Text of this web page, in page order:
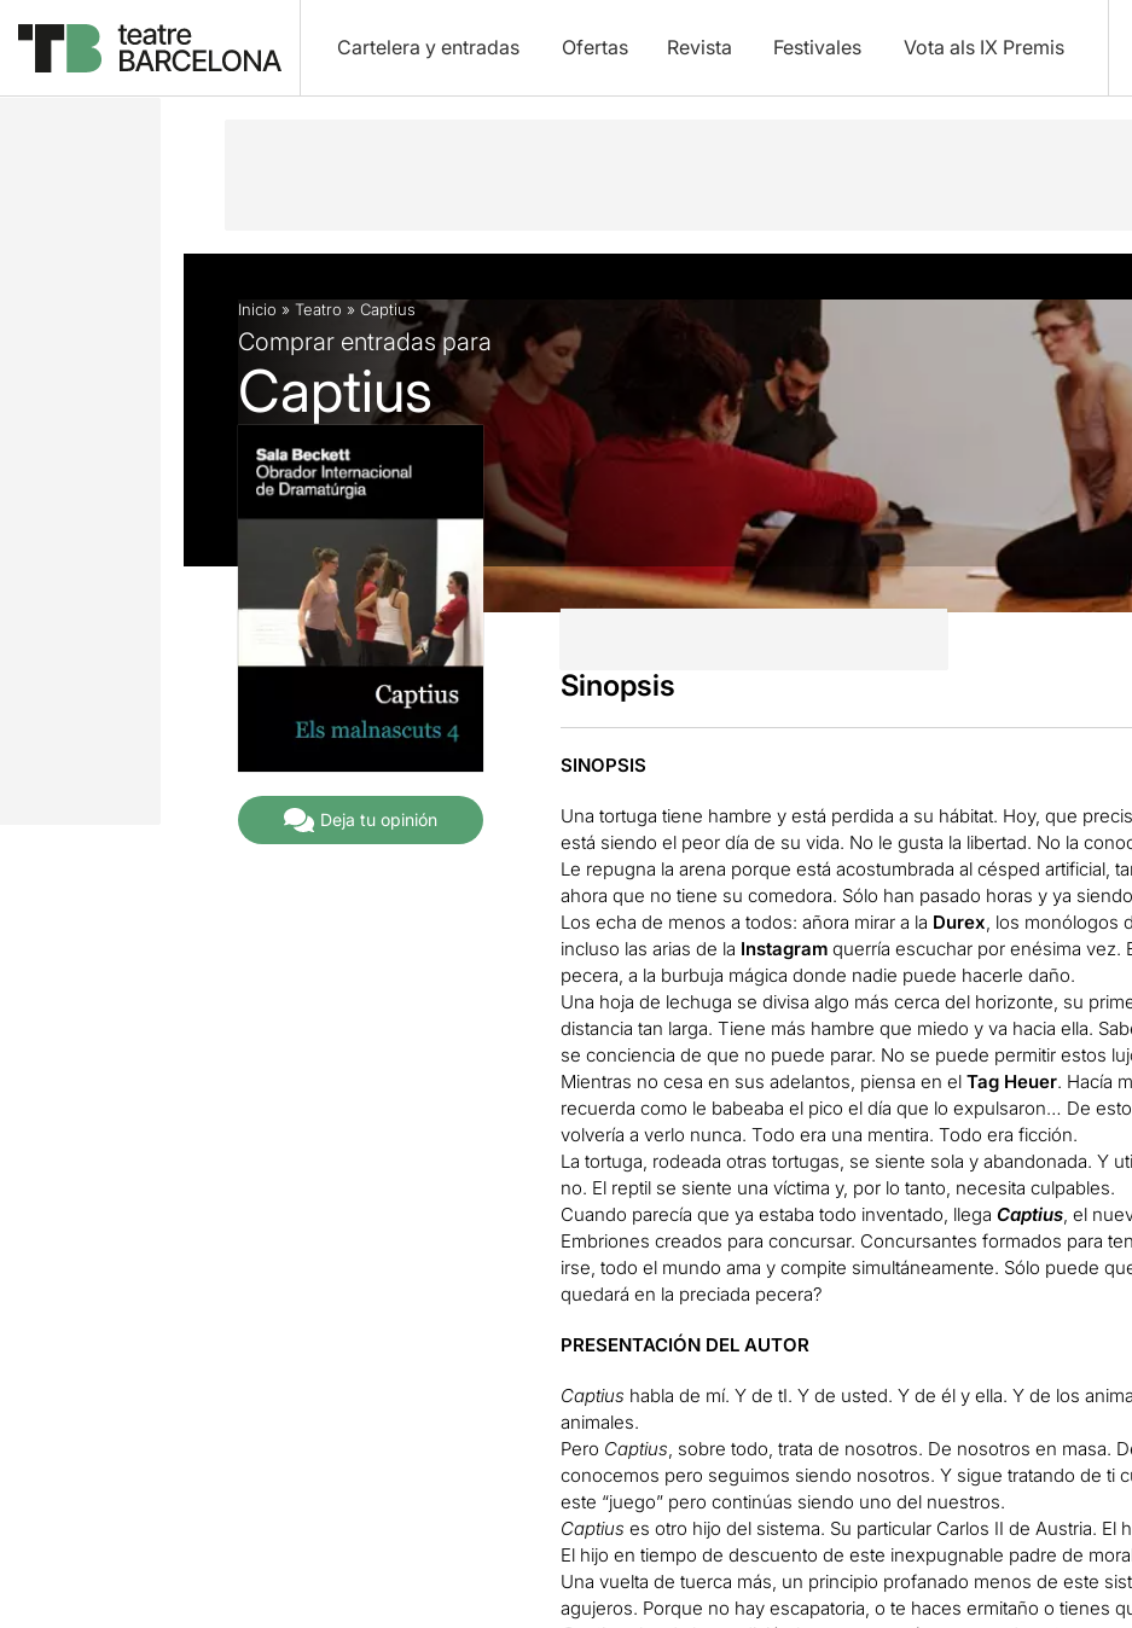
Cartelera y entradas Ofertas Revista Festivales Vota als IX Premis
Descripción Ficha artística Fotos y vídeos
Inicio » Teatro » Captius
Comprar entradas para
Captius
Deja tu opinión
Sinopsis
SINOPSIS
Una tortuga tiene hambre y está perdida a su hábitat. Hoy, que
está siendo el peor día de su vida. No le gusta la libertad. No la
Le repugna la arena porque está acostumbrada al césped artificial,
ahora que no tiene su comedora. Sólo han pasado horas y ya
Los echa de menos a todos: añora mirar a la Durex , los monólogos
incluso las arias de la Instagramquerría escuchar por enésima vez.
pecera, a la burbuja mágica donde nadie puede hacerle daño.
Una hoja de lechuga se divisa algo más cerca del horizonte, su
distancia tan larga. Tiene más hambre que miedo y va hacia ella.
se conciencia de que no puede parar. No se puede permitir estos
Mientras no cesa en sus adelantos, piensa en el Tag Heuer. Hacía
recuerda como le babeaba el pico el día que lo expulsaron… De
volvería a verlo nunca. Todo era una mentira. Todo era ficción.
La tortuga, rodeada otras tortugas, se siente sola y abandonada. Y
no. El reptil se siente una víctima y, por lo tanto, necesita culpables.
Cuando parecía que ya estaba todo inventado, llega Captius, el
Embriones creados para concursar. Concursantes formados para
irse, todo el mundo ama y compite simultáneamente. Sólo puede
quedará en la preciada pecera?
PRESENTACIÓN DEL AUTOR
Captius habla de mí. Y de tI. Y de usted. Y de él y ella. Y de los
animales.
Pero Captius , sobre todo, trata de nosotros. De nosotros en masa.
conocemos pero seguimos siendo nosotros. Y sigue tratando de ti
este “juego” pero continúas siendo uno del nuestros.
Captius es otro hijo del sistema. Su particular Carlos II de Austria.
El hijo en tiempo de descuento de este inexpugnable padre de
Una vuelta de tuerca más, un principio profanado menos de este
agujeros. Porque no hay escapatoria, o te haces ermitaño o tienes